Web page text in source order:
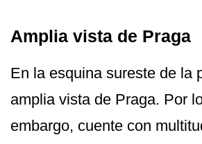
Amplia vista de Praga
En la esquina sureste de la
amplia vista de Praga. Por
embargo, cuente con